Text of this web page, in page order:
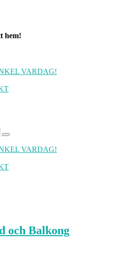
hem!
VARDAG!
Sök
VARDAG!
och Balkong